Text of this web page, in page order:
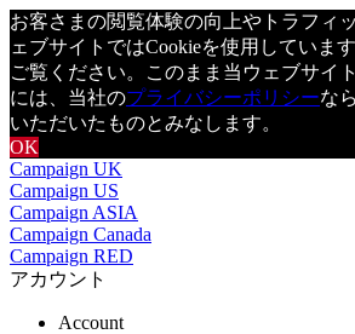
お客さまの閲覧体験の向上やトラフィ
ェブサイトではCookieを使用していま
ご覧ください。このまま当ウェブサイ
には、当社のプライバシーポリシーな
いただいたものとみなします。
OK
Campaign UK
Campaign US
Campaign ASIA
Campaign Canada
Campaign RED
アカウント
Account